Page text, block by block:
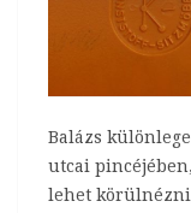
Balázs
utcai
lehet